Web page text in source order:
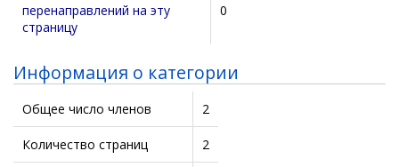
перенаправлений на эту
страницу
0
Информация о категории
Общее число членов 2
Количество страниц 2